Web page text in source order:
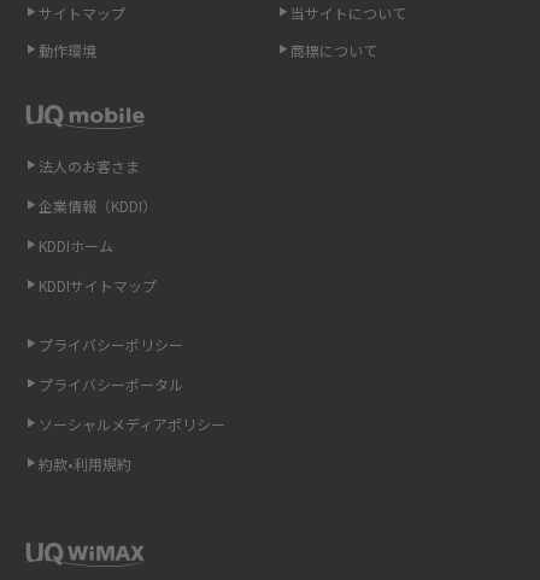
スマホのネット通信速度が遅い原因は？すぐできる対処法や見直すポイ
スマホや携帯端末の通信速度制限とは？回避のコツや解除のタイミン
グ・方法を解説
LINEの引き継ぎ方法は？対象データや事前準備・条件・注意点などを解
説
説
サイトマップ
当サイトについて
動作環境
商標について
法人のお客さま
企業情報（KDDI）
KDDIホーム
KDDIサイトマップ
プライバシーポリシー
プライバシーポータル
ソーシャルメディアポリシー
約款•利用規約